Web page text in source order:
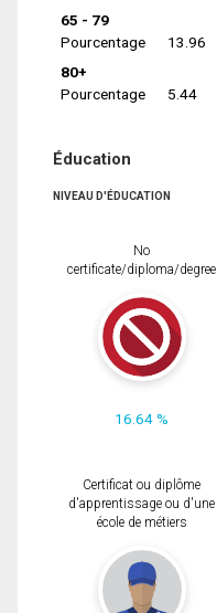
65 - 79
Pourcentage
13.96
80+
Pourcentage
5.44
Éducation
NIVEAU D'ÉDUCATION
No
certificate/diploma/degree
16.64 %
Certificat ou diplôme
d'apprentissage ou d'une
école de métiers